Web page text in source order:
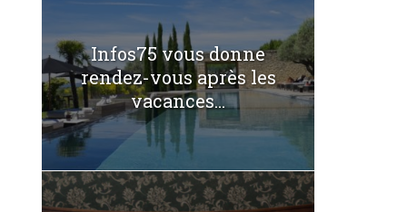
Infos75 vous donne
rendez-vous après les
vacances...